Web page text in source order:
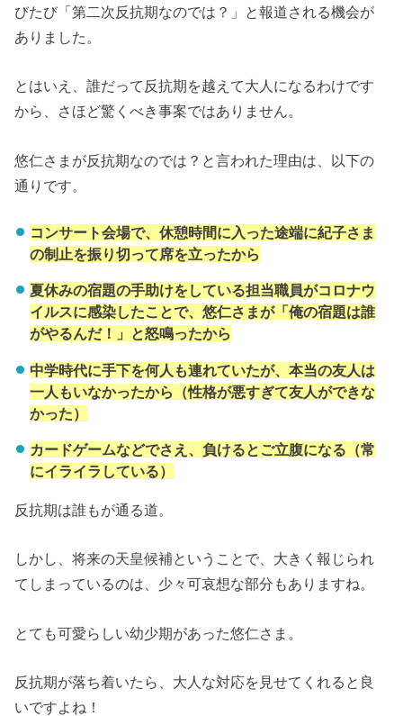
びたび「第二次反抗期なのでは？」と報道される機会が
ありました。
とはいえ、誰だって反抗期を越えて大人になるわけです
から、さほど驚くべき事案ではありません。
悠仁さまが反抗期なのでは？と言われた理由は、以下の
通りです。
コンサート会場で、休憩時間に入った途端に紀子さま
の制止を振り切って席を立ったから
夏休みの宿題の手助けをしている担当職員がコロナウ
イルスに感染したことで、悠仁さまが「俺の宿題は誰
がやるんだ！」と怒鳴ったから
中学時代に手下を何人も連れていたが、本当の友人は
一人もいなかったから（性格が悪すぎて友人ができな
かった）
カードゲームなどでさえ、負けるとご立腹になる（常
にイライラしている）
反抗期は誰もが通る道。
しかし、将来の天皇候補ということで、大きく報じられ
てしまっているのは、少々可哀想な部分もありますね。
とても可愛らしい幼少期があった悠仁さま。
反抗期が落ち着いたら、大人な対応を見せてくれると良
いですよね！